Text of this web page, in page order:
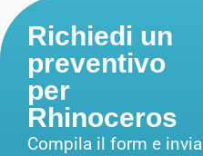
Richiedi un
preventivo
per
Rhinoceros
Compila il form e invia